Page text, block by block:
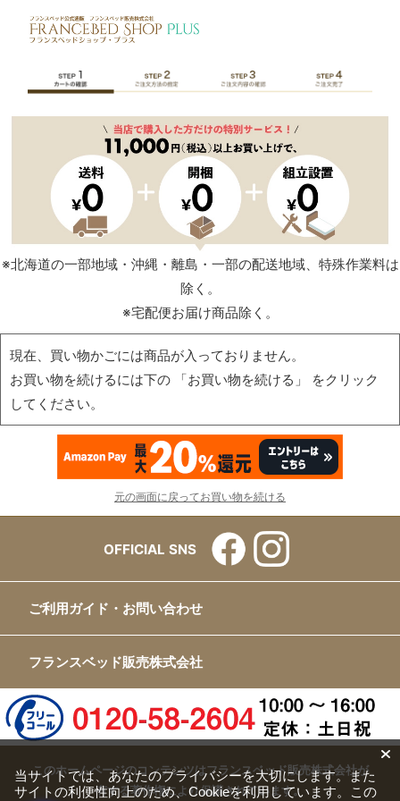
※北海道の一部地域・沖縄・離島・一部の配送地域、特殊作業料は
除く。
※宅配便お届け商品除く。
現在、買い物かごには商品が入っておりません。
お買い物を続けるには下の 「お買い物を続ける」 をクリック
してください。
元の画面に戻ってお買い物を続ける
OFFICIAL SNS
ご利用ガイド・お問い合わせ
フランスベッド販売株式会社
このホームページのコンテンツはフランスベッド販売株式会社が
有する著作権により保護されています。
当サイトでは、あなたのプライバシーを大切にします。また
サイトの利便性向上のため、Cookieを利用しています。この